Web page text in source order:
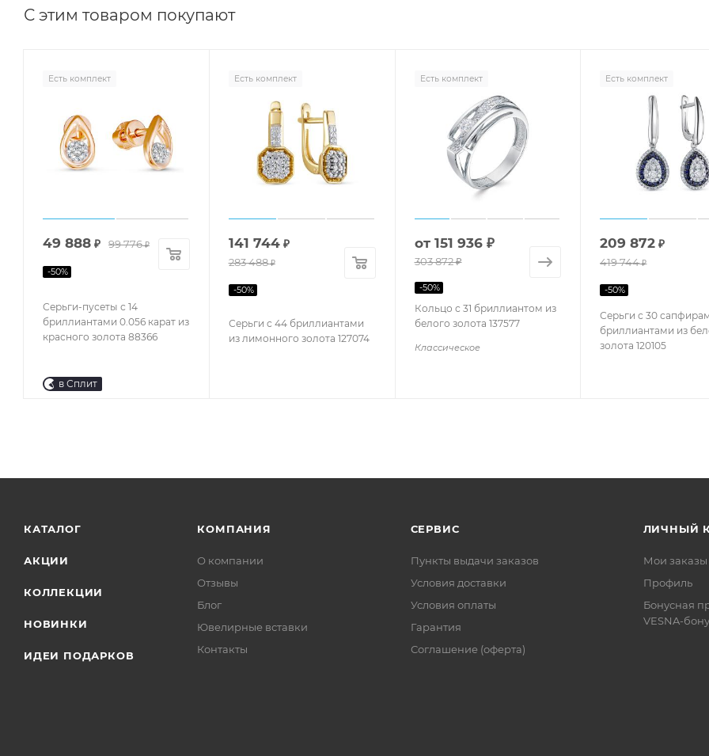
С этим товаром покупают
Есть комплект
Серьги-пусеты с 14
бриллиантами 0.056 карат из
красного золота 88366
49 888 ₽ 99 776₽
-50%
в Сплит
Есть комплект
Серьги с 44 бриллиантами
из лимонного золота 127074
141 744₽
283 488₽
-50%
Есть комплект
Кольцо с 31 бриллиантом из
белого золота 137577
Классическое
от 151 936 ₽
303 872 ₽
-50%
Есть комплект
Серьги с 30
бриллиантами из
золота 120105
209 872 ₽
419 744₽
-50%
КАТАЛОГ
АКЦИИ
КОЛЛЕКЦИИ
НОВИНКИ
ИДЕИ ПОДАРКОВ
КОМПАНИЯ
О компании
Отзывы
Блог
Ювелирные вставки
Контакты
СЕРВИС
Пункты выдачи заказов
Условия доставки
Условия оплаты
Гарантия
Соглашение (оферта)
ЛИЧНЫЙ
Мои заказы
Профиль
Бонусная
VESNA-